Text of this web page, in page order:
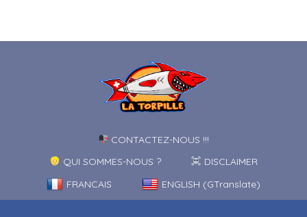
CONTACTEZ-NOUS !!!
QUI SOMMES-NOUS ?
DISCLAIMER
FRANCAIS
ENGLISH (GTranslate)